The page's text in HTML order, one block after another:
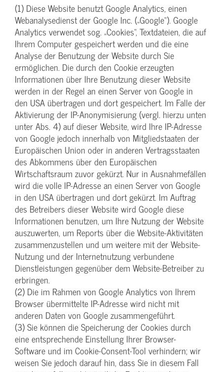
(1) Diese Website benutzt Google Analytics, einen
Webanalysedienst der Google Inc. („Google“). Google
Analytics verwendet sog. „Cookies“, Textdateien, die auf
Ihrem Computer gespeichert werden und die eine
Analyse der Benutzung der Website durch Sie
ermöglichen. Die durch den Cookie erzeugten
Informationen über Ihre Benutzung dieser Website
werden in der Regel an einen Server von Google in
den USA übertragen und dort gespeichert. Im Falle der
Aktivierung der IP-Anonymisierung (vergl. hierzu unten
unter Abs. 4) auf dieser Website, wird Ihre IP-Adresse
von Google jedoch innerhalb von Mitgliedstaaten der
Europäischen Union oder in anderen Vertragsstaaten
des Abkommens über den Europäischen
Wirtschaftsraum zuvor gekürzt. Nur in Ausnahmefällen
wird die volle IP-Adresse an einen Server von Google
in den USA übertragen und dort gekürzt. Im Auftrag
des Betreibers dieser Website wird Google diese
Informationen benutzen, um Ihre Nutzung der Website
auszuwerten, um Reports über die Website-Aktivitäten
zusammenzustellen und um weitere mit der Website-
Nutzung und der Internetnutzung verbundene
Dienstleistungen gegenüber dem Website-Betreiber zu
erbringen.
(2) Die im Rahmen von Google Analytics von Ihrem
Browser übermittelte IP-Adresse wird nicht mit
anderen Daten von Google zusammengeführt.
(3) Sie können die Speicherung der Cookies durch
eine entsprechende Einstellung Ihrer Browser-
Software und im Cookie-Consent-Tool verhindern; wir
weisen Sie jedoch darauf hin, dass Sie in diesem Fall